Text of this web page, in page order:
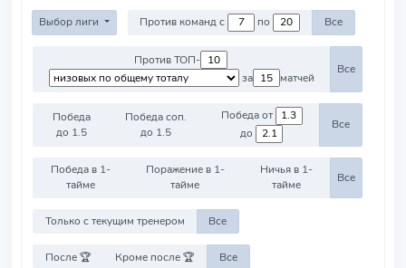
Выбор лиги Против команд с по Все
Против ТОП-
за
матчей
Все
Победа
до 1.5
Победа соп.
до 1.5
Победа от
до
Все
Победа в 1-
тайме
Поражение в 1-
тайме
Ничья в 1-
тайме
Все
Только с текущим тренером Все
После 🏆 Кроме после 🏆 Все